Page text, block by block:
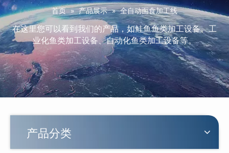
首页 » 产品展示 » 全自动面食加工线
在这里您可以看到我们的产品，如鲑鱼鱼类加工设备、工
业化鱼类加工设备、自动化鱼类加工设备等。
产品分类